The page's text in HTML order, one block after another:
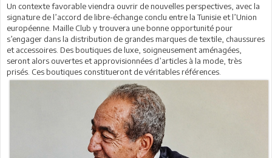
Un contexte favorable viendra ouvrir de nouvelles perspectives, avec la
signature de l’accord de libre-échange conclu entre la Tunisie et l’Union
européenne. Maille Club y trouvera une bonne opportunité pour
s’engager dans la distribution de grandes marques de textile, chaussures
et accessoires. Des boutiques de luxe, soigneusement aménagées,
seront alors ouvertes et approvisionnées d’articles à la mode, très
prisés. Ces boutiques constitueront de véritables références.